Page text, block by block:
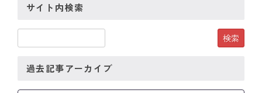
例会場・事務局の案内
リンク集
サイト内検索
過去記事アーカイブ